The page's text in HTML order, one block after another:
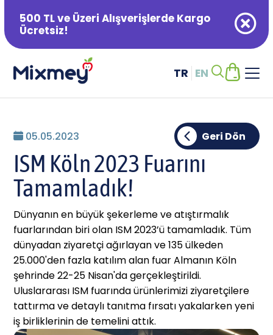
500 TL ve Üzeri Alışverişlerde Kargo
Ücretsiz!
TR EN
05.05.2023 Geri Dön
ISM Köln 2023 Fuarını
Tamamladık!
Dünyanın en büyük şekerleme ve atıştırmalık
fuarlarından biri olan ISM 2023’ü tamamladık. Tüm
dünyadan ziyaretçi ağırlayan ve 135 ülkeden
25.000'den fazla katılım alan fuar Almanın Köln
şehrinde 22-25 Nisan'da gerçekleştirildi.
Uluslararası ISM fuarında ürünlerimizi ziyaretçilere
tattırma ve detaylı tanıtma fırsatı yakalarken yeni
iş birliklerinin de temelini attık.